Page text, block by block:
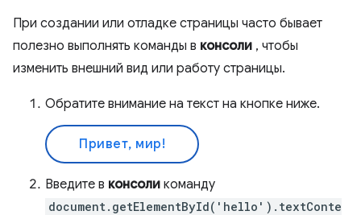
При создании или отладке страницы часто бывает
полезно выполнять команды в консоли , чтобы
изменить внешний вид или работу страницы.
Обратите внимание на текст на кнопке ниже.
Привет, мир!
Введите в консоли команду
document.getElementById('hello').textConte